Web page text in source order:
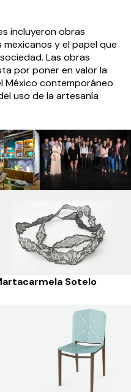
incluyeron obras
y el papel que
Las obras
por poner en valor la
México contemporáneo
uso de la artesanía
Sotelo